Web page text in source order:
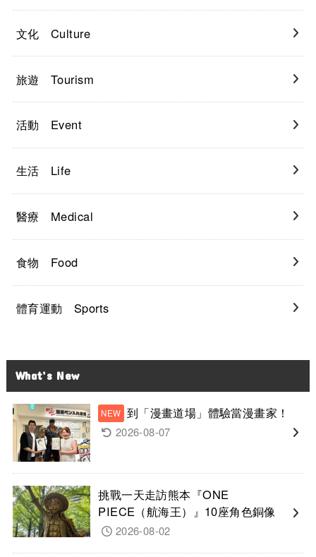
文化 Culture
旅遊 Tourism
活動 Event
生活 Life
醫療 Medical
食物 Food
體育運動 Sports
What’s New
到「漫畫道場」體驗當漫畫家！
2026-08-07
挑戰一天走訪熊本『ONE
PIECE（航海王）』10座角色銅像
2026-08-02